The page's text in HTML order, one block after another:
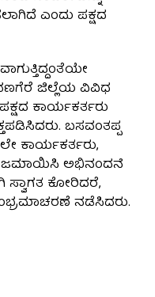
ಎಂದು ಪಕ್ಷದ
ಜಿಲ್ಲೆಯ ವಿವಿಧ
ಕಾರ್ಯಕರ್ತರು
ಬಸವಂತಪ್ಪ
ಕಾರ್ಯಕರ್ತರು,
ಜಮಾಯಿಸಿ ಅಭಿನಂದನೆ
ಕೋರಿದರೆ,
ನಡೆಸಿದರು.